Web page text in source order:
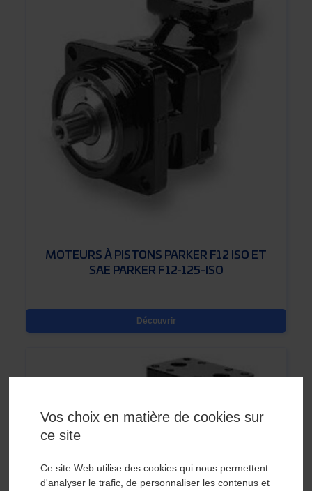
MOTEURS À PISTONS PARKER F12 ISO ET
SAE PARKER F12-125-ISO
Découvrir
Vos choix en matière de cookies sur
ce site
Ce site Web utilise des cookies qui nous permettent
d'analyser le trafic, de personnaliser les contenus et